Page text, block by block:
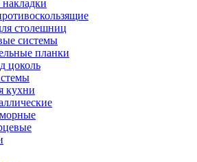
столешниц
системы
планки
цоколь
кухни